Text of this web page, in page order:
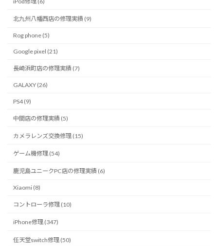
北九州八幡西店の修理実績 (9)
Rog phone (5)
Google pixel (21)
長崎浜町店の修理実績 (7)
GALAXY (26)
PS4 (9)
中間店の修理実績 (5)
カメラレンズ交換修理 (15)
ゲーム機修理 (54)
鹿児島ユニークPC店の修理実績 (6)
Xiaomi (8)
コントローラ修理 (10)
iPhone修理 (347)
任天堂switch修理 (50)